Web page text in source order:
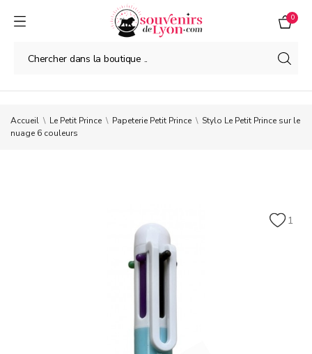
0
Accueil Le Petit Prince Papeterie Petit Prince
Stylo Le Petit Prince sur le
nuage 6 couleurs
1